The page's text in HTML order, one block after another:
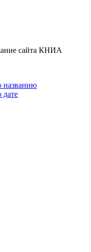
сайта КНИА
названию
дате